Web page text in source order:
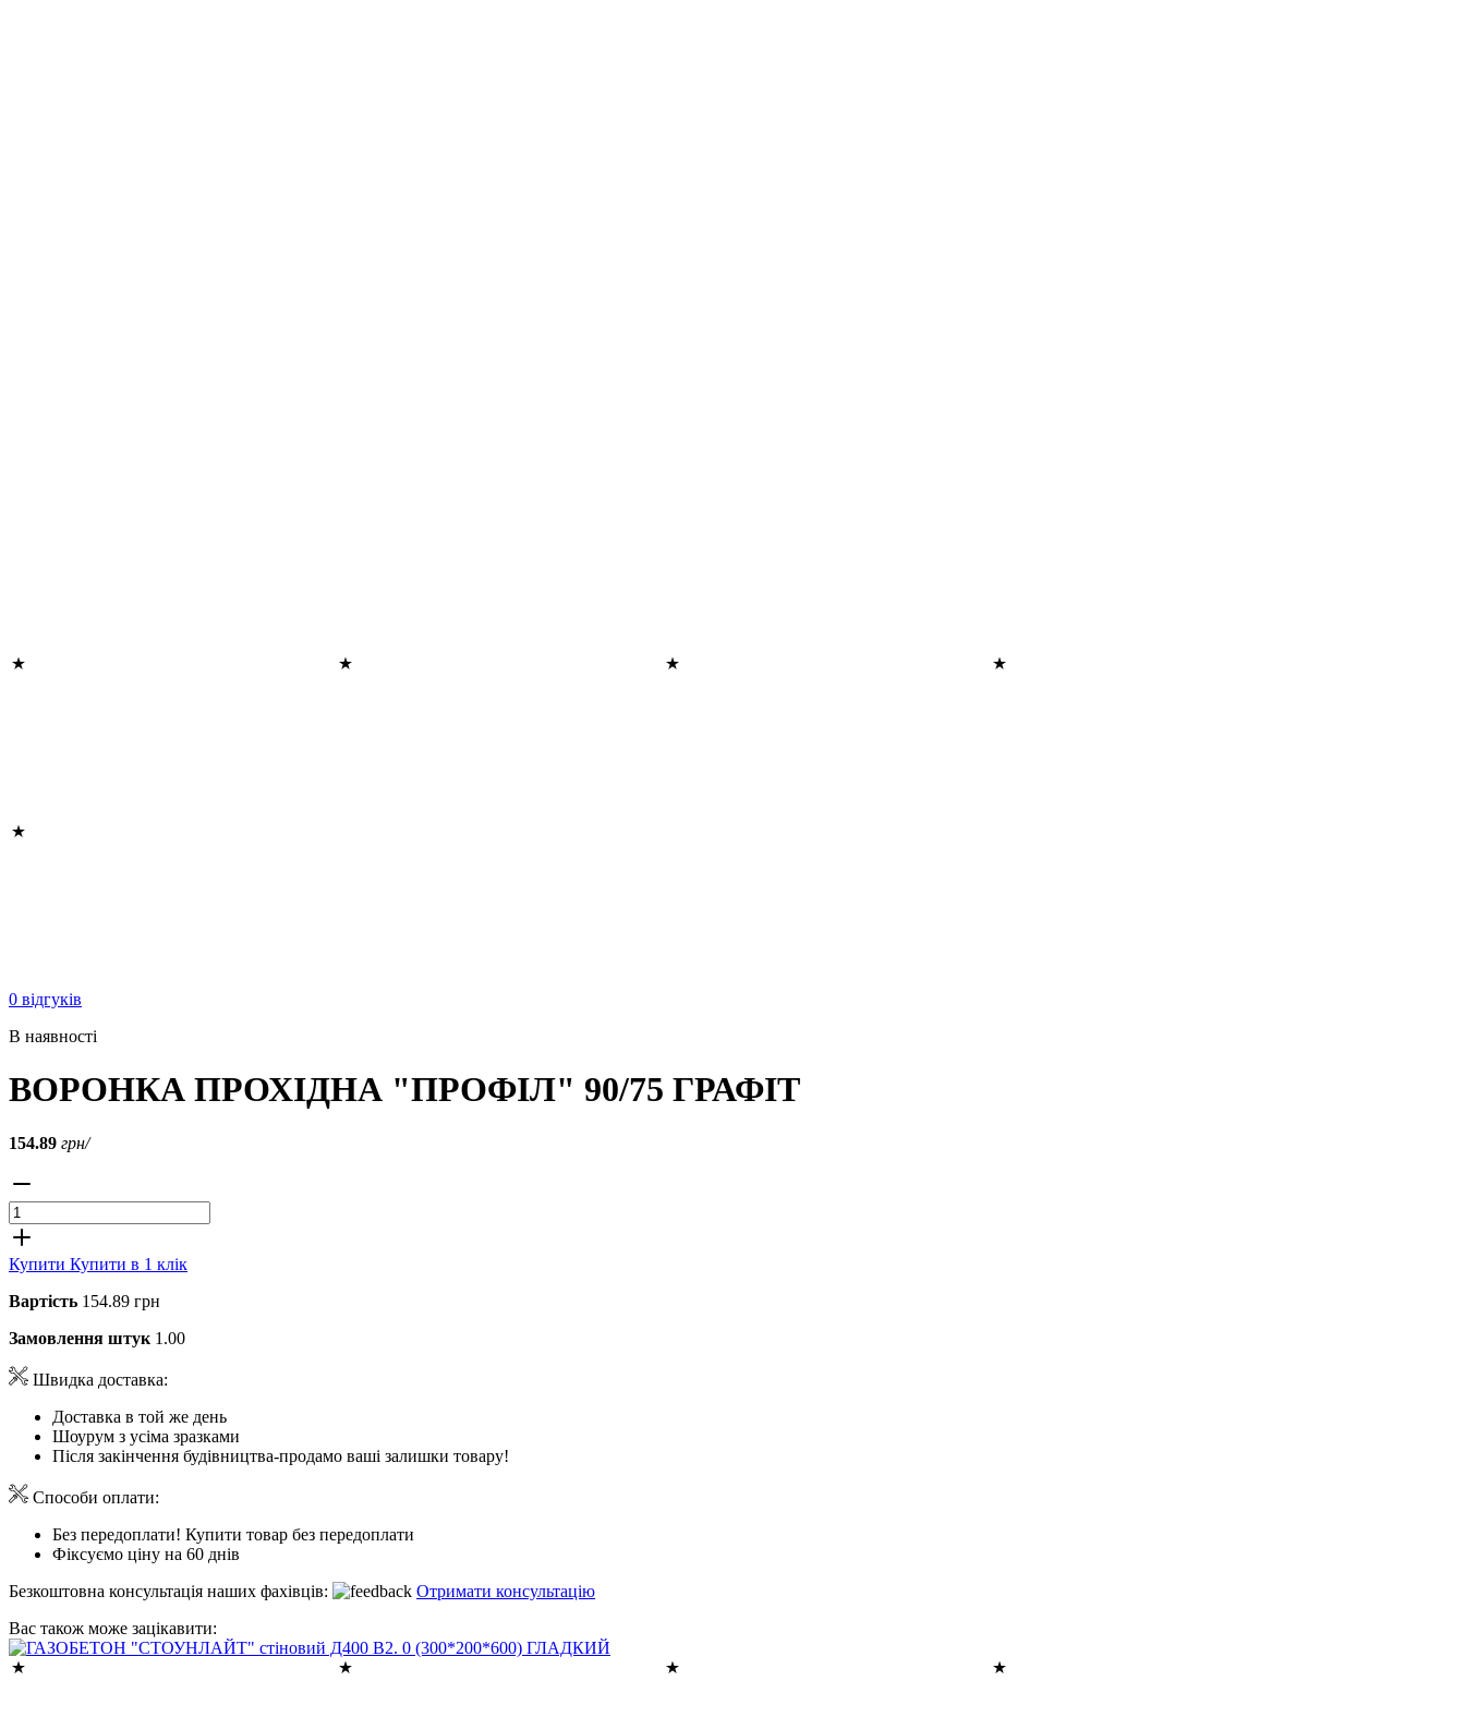
0 відгуків
В наявності
ВОРОНКА ПРОХІДНА "ПРОФІЛ" 90/75 ГРАФІТ
154.89 грн/
Купити Купити в 1 клік
Вартість 154.89 грн
Замовлення штук 1.00
Швидка доставка:
Доставка в той же день
Шоурум з усіма зразками
Після закінчення будівництва-продамо ваші залишки товару!
Способи оплати:
Без передоплати! Купити товар без передоплати
Фіксуємо ціну на 60 днів
Безкоштовна консультація наших фахівців:
Отримати консультацію
Вас також може зацікавити: